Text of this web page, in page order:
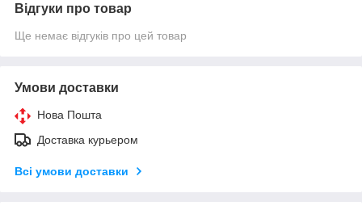
Відгуки про товар
Ще немає відгуків про цей товар
Умови доставки
Нова Пошта
Доставка курьером
Всі умови доставки